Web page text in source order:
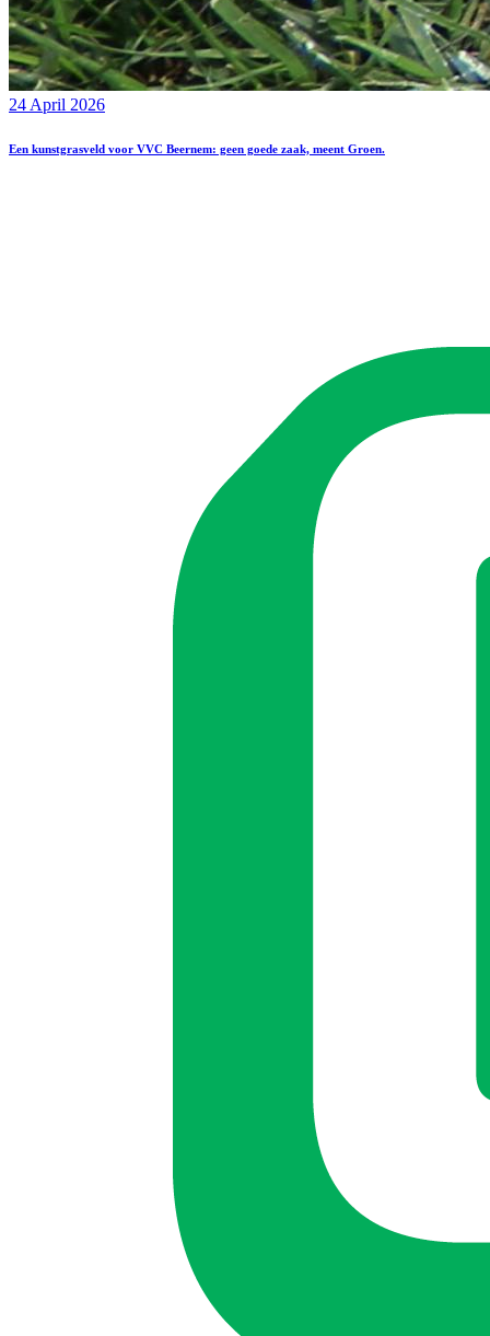
24 April 2026
Een kunstgrasveld voor VVC Beernem: geen goede zaak, meent Groen.